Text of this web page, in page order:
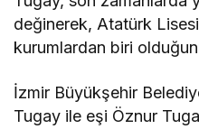
değinerek, Atatürk
kurumlardan biri
İzmir Büyükşehir
Tugay ile eşi Öznur